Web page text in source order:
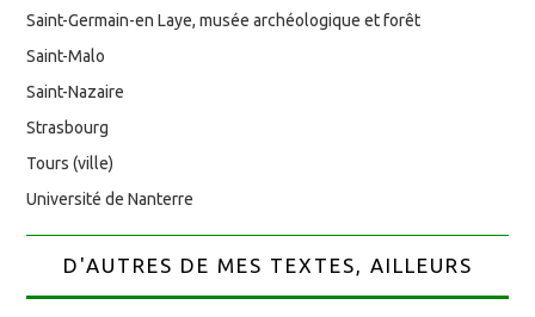
Saint-Germain-en Laye, musée archéologique et forêt
Saint-Malo
Saint-Nazaire
Strasbourg
Tours (ville)
Université de Nanterre
D'AUTRES DE MES TEXTES, AILLEURS